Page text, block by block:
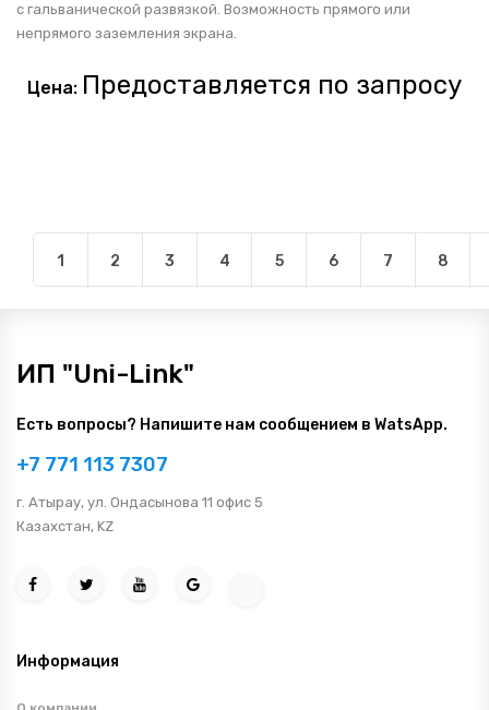
с гальванической развязкой. Возможность прямого или
непрямого заземления экрана.
Цена: Предоставляется по запросу
1 2 3 4 5 6 7 8
ИП "Uni-Link"
Есть вопросы? Напишите нам сообщением в WatsApp.
+7 771 113 7307
г. Атырау, ул. Ондасынова 11 офис 5
Казахстан, KZ
Информация